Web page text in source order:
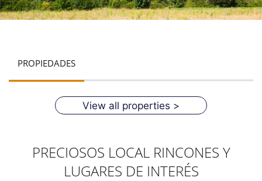
PROPIEDADES
View all properties >
PRECIOSOS LOCAL RINCONES Y
LUGARES DE INTERÉS